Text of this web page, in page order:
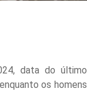
data do último
os homens